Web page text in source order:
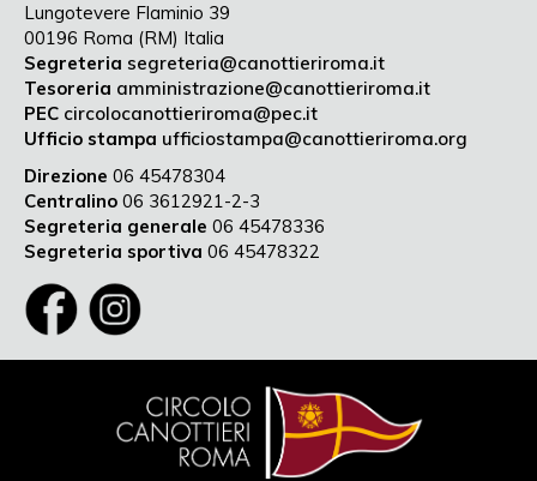
Lungotevere Flaminio 39
00196 Roma (RM) Italia
Segreteria segreteria@canottieriroma.it
Tesoreria amministrazione@canottieriroma.it
PEC circolocanottieriroma@pec.it
Ufficio stampa ufficiostampa@canottieriroma.org
Direzione 06 45478304
Centralino 06 3612921-2-3
Segreteria generale 06 45478336
Segreteria sportiva 06 45478322